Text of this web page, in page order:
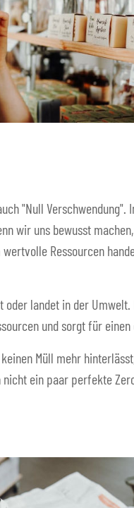
"Null
wir uns bewusst
Ressourcen
landet in der
und sorgt für einen
Müll mehr
ein paar perfekte